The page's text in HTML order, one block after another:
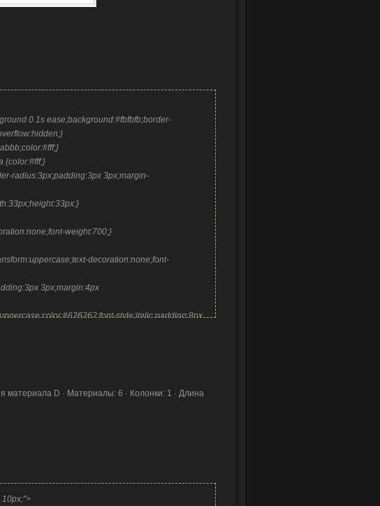
0.1s ease;background:#fbfbfb;border-
{color:#fff;}
radius:3px;padding:3px 3px;margin-
weight:700;}
decoration:none;font-
3px;margin:4px
style:italic;padding:8px
материала D · Материалы: 6 · Колонки: 1 · Длина